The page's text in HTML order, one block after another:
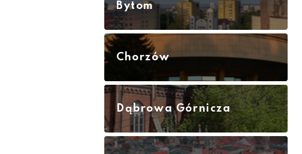
Bytom
Chorzów
Dąbrowa Górnicza